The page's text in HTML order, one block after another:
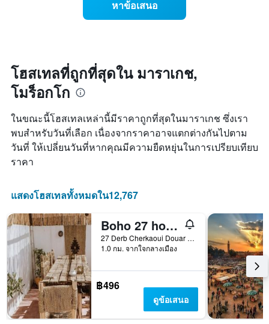
แกน
แแส
ดง
เฉลี่ย
ของ
ห้อง
พัก
วัน
ที่
เข้า
แผนภูมิ
มี
แกน
X
1
แสดง
วัน
ก่อน
การ
เข้า
พัก
แผนภูมิ
มี
แกน
Y
1
หาข้อเสนอ
โฮสเทลที่ถูกที่สุดใน มาราเกช,
โมร็อกโก
ในขณะนี้โฮสเทลเหล่านี้มีราคาถูกที่สุดในมาราเกช ซึ่งเรา
พบสำหรับวันที่เลือก เนื่องจากราคาอาจแตกต่างกันไปตาม
วันที่ ให้เปลี่ยนวันที่หากคุณมีความยืดหยุ่นในการเปรียบเทียบ
ราคา
แสดงโฮสเทลทั้งหมดใน12,767
Boho 27 hostel Marrakech
27 Derb Cherkaoui Douar Graoua, Medina, มาราเกช, โมร็อกโก
1.0 กม. จากใจกลางเมือง
฿496
ดูข้อเสนอ